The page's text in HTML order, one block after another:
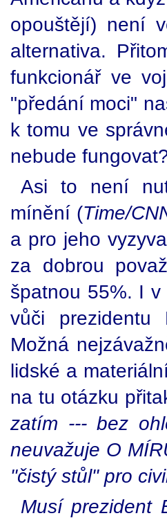
opouštějí) není
alternativa.
funkcionář ve
"předání moci"
k tomu ve
nebude
Asi to není
mínění (Time/
a pro jeho
za dobrou
špatnou 55%. I
vůči prezidentu
Možná
lidské a
na tu otázku
zatím --- bez
neuvažuje O
"čistý stůl" pro
Musí prezident